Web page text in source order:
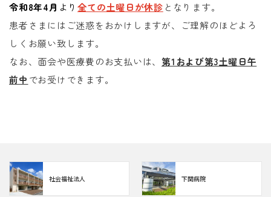
令和8年4月 より 全ての土曜日が休診 となります。
患者さまにはご迷惑をおかけしますが、ご理解のほどよろ
しくお願い致します。
なお、面会や医療費のお支払いは、 第1および第3土曜日午
前中 でお受けできます。
社会福祉法人 下関病院